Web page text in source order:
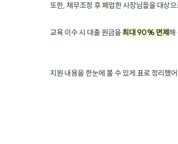
또한, 채무조정 후 폐업한 사장님들을 대상
교육 이수 시 대출 원금을 최대 90% 면제 해
지원 내용을 한눈에 볼 수 있게 표로 정리했